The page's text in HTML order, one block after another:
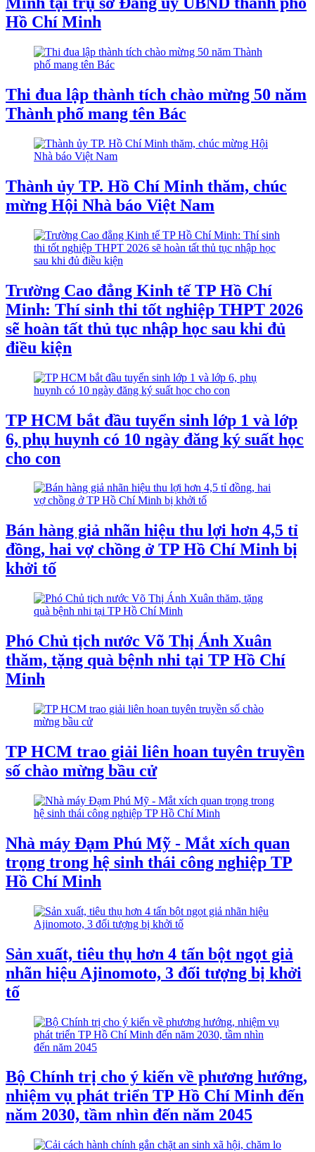
Hồ Chí Minh
Thi đua lập thành tích chào mừng 50 năm
Thành phố mang tên Bác
Thành ủy TP. Hồ Chí Minh thăm, chúc
mừng Hội Nhà báo Việt Nam
Trường Cao đẳng Kinh tế TP Hồ Chí
Minh: Thí sinh thi tốt nghiệp THPT 2026
sẽ hoàn tất thủ tục nhập học sau khi đủ
điều kiện
TP HCM bắt đầu tuyển sinh lớp 1 và lớp
6, phụ huynh có 10 ngày đăng ký suất học
cho con
Bán hàng giả nhãn hiệu thu lợi hơn 4,5 tỉ
đồng, hai vợ chồng ở TP Hồ Chí Minh bị
khởi tố
Phó Chủ tịch nước Võ Thị Ánh Xuân
thăm, tặng quà bệnh nhi tại TP Hồ Chí
Minh
TP HCM trao giải liên hoan tuyên truyền
số chào mừng bầu cử
Nhà máy Đạm Phú Mỹ - Mắt xích quan
trọng trong hệ sinh thái công nghiệp TP
Hồ Chí Minh
Sản xuất, tiêu thụ hơn 4 tấn bột ngọt giả
nhãn hiệu Ajinomoto, 3 đối tượng bị khởi
tố
Bộ Chính trị cho ý kiến về phương hướng,
nhiệm vụ phát triển TP Hồ Chí Minh đến
năm 2030, tầm nhìn đến năm 2045